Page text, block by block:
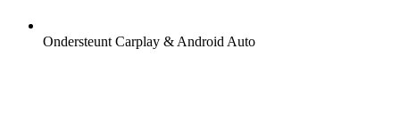
Ondersteunt Carplay & Android Auto